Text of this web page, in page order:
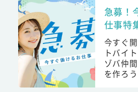
急募！
仕事特
今すぐ
トバイ
ゾバ仲
を作ろう